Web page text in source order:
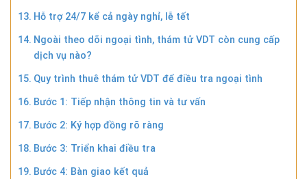
Hỗ trợ 24/7 kể cả ngày nghỉ, lễ tết
Ngoài theo dõi ngoại tình, thám tử VDT còn cung cấp
dịch vụ nào?
Quy trình thuê thám tử VDT để điều tra ngoại tình
Bước 1: Tiếp nhận thông tin và tư vấn
Bước 2: Ký hợp đồng rõ ràng
Bước 3: Triển khai điều tra
Bước 4: Bàn giao kết quả